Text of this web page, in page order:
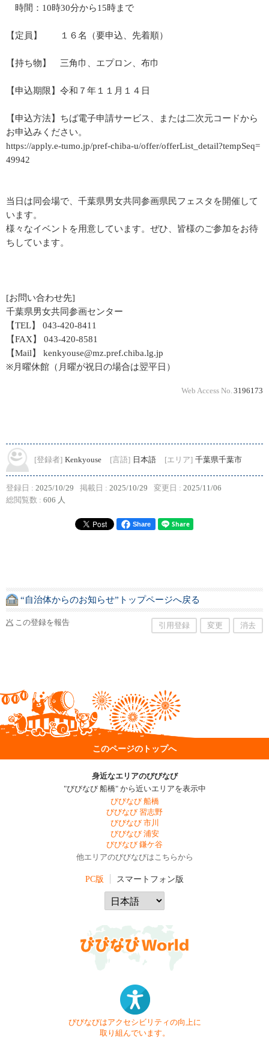
時間：10時30分から15時まで
【定員】 １６名（要申込、先着順）
【持ち物】 三角巾、エプロン、布巾
【申込期限】令和７年１１月１４日
【申込方法】ちば電子申請サービス、または二次元コードから
お申込みください。
https://apply.e-tumo.jp/pref-chiba-u/offer/offerList_detail?tempSeq=
49942
当日は同会場で、千葉県男女共同参画県民フェスタを開催して
います。
様々なイベントを用意しています。ぜひ、皆様のご参加をお待
ちしています。
[お問い合わせ先]
千葉県男女共同参画センター
【TEL】 043-420-8411
【FAX】 043-420-8581
【Mail】 kenkyouse@mz.pref.chiba.lg.jp
※月曜休館（月曜が祝日の場合は翌平日）
Web Access No. 3196173
[登録者] Kenkyouse [言語] 日本語 [エリア] 千葉県千葉市
登録日 : 2025/10/29 掲載日 : 2025/10/29 変更日 : 2025/11/06
総閲覧数 : 606 人
Share
“自治体からのお知らせ”トップページへ戻る
この登録を報告 引用登録 変更 消去
このページのトップへ
身近なエリアのびびなび
"びびなび 船橋" から近いエリアを表示中
びびなび 船橋
びびなび 習志野
びびなび 市川
びびなび 浦安
びびなび 鎌ケ谷
他エリアのびびなびはこちらから
PC版 スマートフォン版
びびなびはアクセシビリティの向上に
取り組んでいます。